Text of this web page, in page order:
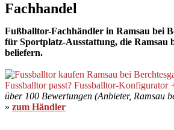
Fachhandel
Fußballtor-Fachhändler in Ramsau bei
für Sportplatz-Ausstattung, die Ramsau
beliefern.
über 100 Bewertungen (Anbieter, Ramsau
» zum Händler